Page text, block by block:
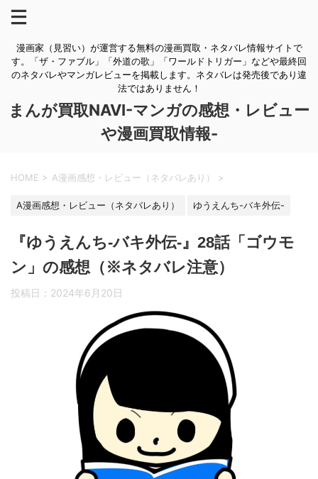
漫画家（見習い）が運営する無料の漫画買取・ネタバレ情報サイトで
す。「ザ・ファブル」「外道の歌」「ワールドトリガー」などや最終回
のネタバレやマンガレビューを掲載します。ネタバレは発売後であり違
法ではありません！
まんが買取NAVI-マンガの感想・レビュー
や漫画買取情報-
HOME > A漫画感想・レビュー（ネタバレあり） >
A漫画感想・レビュー（ネタバレあり） ゆうえんち-バキ外伝-
『ゆうえんち-バキ外伝-』28話「ゴウモ
ン」の感想（※ネタバレ注意）
投稿日： 2024年6月20日